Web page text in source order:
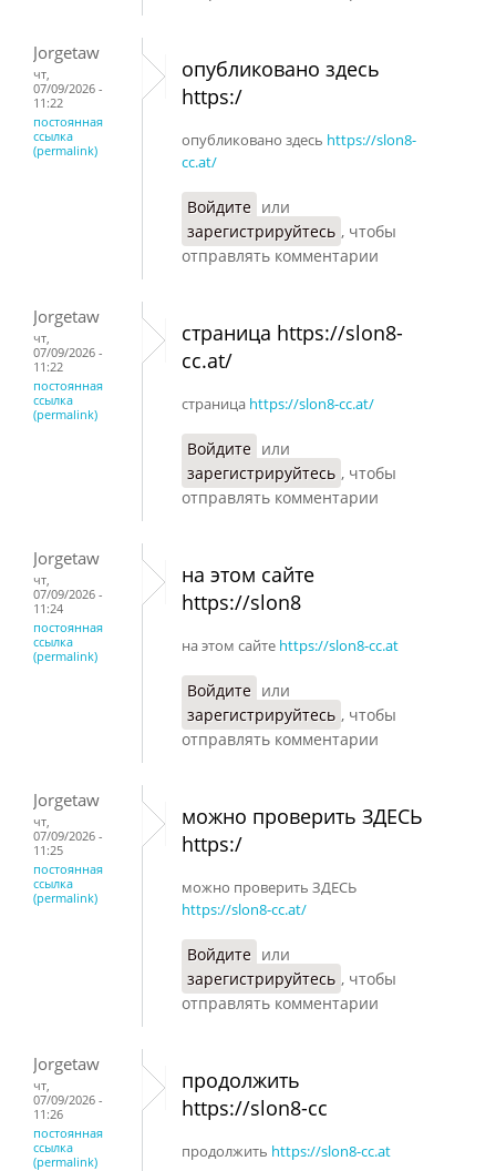
Jorgetaw
чт,
07/09/2026 -
11:22
постоянная
ссылка
(permalink)
опубликовано здесь
https:/
опубликовано здесь https://slon8-
cc.at/
Войдите или
зарегистрируйтесь , чтобы
отправлять комментарии
Jorgetaw
чт,
07/09/2026 -
11:22
постоянная
ссылка
(permalink)
страница https://slon8-
cc.at/
страница https://slon8-cc.at/
Войдите или
зарегистрируйтесь , чтобы
отправлять комментарии
Jorgetaw
чт,
07/09/2026 -
11:24
постоянная
ссылка
(permalink)
на этом сайте
https://slon8
на этом сайте https://slon8-cc.at
Войдите или
зарегистрируйтесь , чтобы
отправлять комментарии
Jorgetaw
чт,
07/09/2026 -
11:25
постоянная
ссылка
(permalink)
можно проверить ЗДЕСЬ
https:/
можно проверить ЗДЕСЬ
https://slon8-cc.at/
Войдите или
зарегистрируйтесь , чтобы
отправлять комментарии
Jorgetaw
чт,
07/09/2026 -
11:26
постоянная
ссылка
(permalink)
продолжить
https://slon8-cc
продолжить https://slon8-cc.at